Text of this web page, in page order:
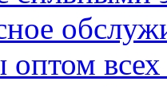
оптом